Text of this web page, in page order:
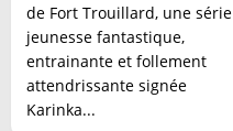
de Fort Trouillard, une série
jeunesse fantastique,
entrainante et follement
attendrissante signée
Karinka...